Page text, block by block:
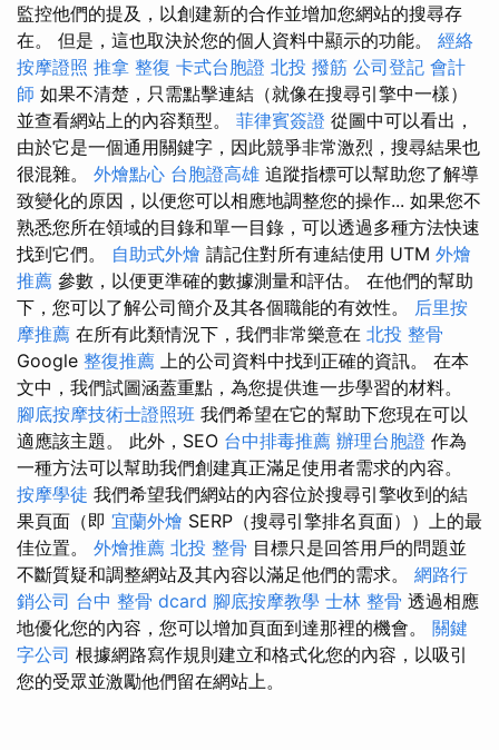
監控他們的提及，以創建新的合作並增加您網站的搜尋存
在。 但是，這也取決於您的個人資料中顯示的功能。 經絡
按摩證照 推拿 整復 卡式台胞證 北投 撥筋 公司登記 會計
師 如果不清楚，只需點擊連結（就像在搜尋引擎中一樣）
並查看網站上的內容類型。 菲律賓簽證 從圖中可以看出，
由於它是一個通用關鍵字，因此競爭非常激烈，搜尋結果也
很混雜。 外燴點心 台胞證高雄 追蹤指標可以幫助您了解導
致變化的原因，以便您可以相應地調整您的操作... 如果您不
熟悉您所在領域的目錄和單一目錄，可以透過多種方法快速
找到它們。 自助式外燴 請記住對所有連結使用 UTM 外燴
推薦 參數，以便更準確的數據測量和評估。 在他們的幫助
下，您可以了解公司簡介及其各個職能的有效性。 后里按
摩推薦 在所有此類情況下，我們非常樂意在 北投 整骨
Google 整復推薦 上的公司資料中找到正確的資訊。 在本
文中，我們試圖涵蓋重點，為您提供進一步學習的材料。
腳底按摩技術士證照班 我們希望在它的幫助下您現在可以
適應該主題。 此外，SEO 台中排毒推薦 辦理台胞證 作為
一種方法可以幫助我們創建真正滿足使用者需求的內容。
按摩學徒 我們希望我們網站的內容位於搜尋引擎收到的結
果頁面（即 宜蘭外燴 SERP（搜尋引擎排名頁面））上的最
佳位置。 外燴推薦 北投 整骨 目標只是回答用戶的問題並
不斷質疑和調整網站及其內容以滿足他們的需求。 網路行
銷公司 台中 整骨 dcard 腳底按摩教學 士林 整骨 透過相應
地優化您的內容，您可以增加頁面到達那裡的機會。 關鍵
字公司 根據網路寫作規則建立和格式化您的內容，以吸引
您的受眾並激勵他們留在網站上。